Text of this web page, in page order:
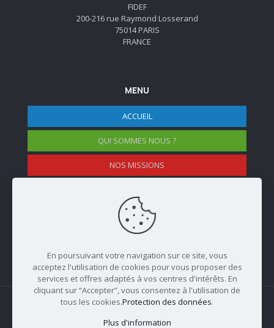
FIDEF
200-216 rue Raymond Losserand
75014 PARIS
FRANCE
MENU
ACCUEIL
QUI SOMMES NOUS ?
NOS MISSIONS
NOS MEMBRES
En poursuivant votre navigation sur ce site, vous
acceptez l'utilisation de cookies pour vous proposer des
services et offres adaptés à vos centres d'intérêts. En
cliquant sur “Accepter”, vous consentez à l'utilisation de
tous les cookies.Protection des données.
Plus d'information